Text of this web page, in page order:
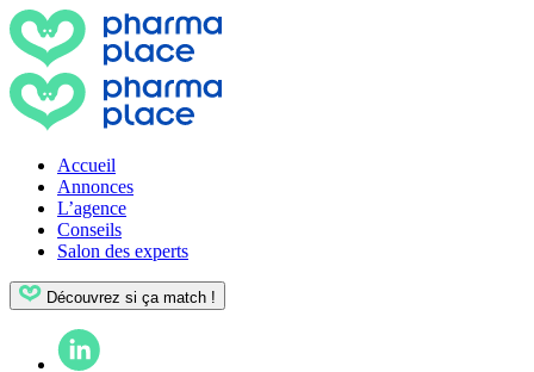
Accueil
Annonces
L’agence
Conseils
Salon des experts
Découvrez si ça match !